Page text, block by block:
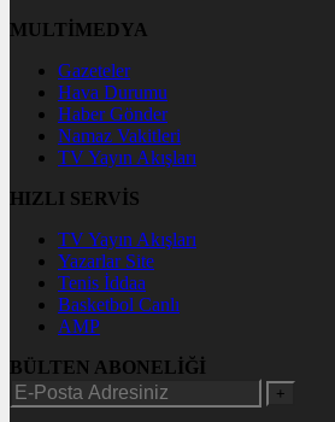
MULTİMEDYA
Gazeteler
Hava Durumu
Haber Gönder
Namaz Vakitleri
TV Yayın Akışları
HIZLI SERVİS
TV Yayın Akışları
Yazarlar Site
Tenis İddaa
Basketbol Canlı
AMP
BÜLTEN ABONELİĞİ
+